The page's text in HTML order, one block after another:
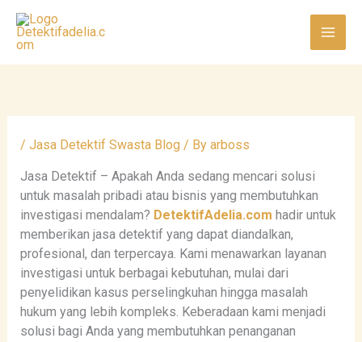
content
/ Jasa Detektif Swasta Blog / By arboss
Jasa Detektif – Apakah Anda sedang mencari solusi
untuk masalah pribadi atau bisnis yang membutuhkan
investigasi mendalam? DetektifAdelia.com hadir untuk
memberikan jasa detektif yang dapat diandalkan,
profesional, dan terpercaya. Kami menawarkan layanan
investigasi untuk berbagai kebutuhan, mulai dari
penyelidikan kasus perselingkuhan hingga masalah
hukum yang lebih kompleks. Keberadaan kami menjadi
solusi bagi Anda yang membutuhkan penanganan